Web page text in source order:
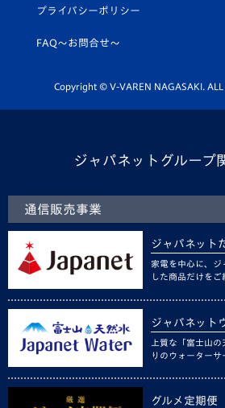
平和祈念活動
ホームタウン活動
スクール
公式LINE＠
プライバシーポリシー
FAQ〜お問合せ〜
Copyright © V-VAREN NAGASAKI. ALL
ジャパネットグループ
通信販売事業
ジャパネット
家電を中心に、ジ
した商品だけをご
ジャパネット
上質な「富士山
りのウォーターサ
グルメ定期便